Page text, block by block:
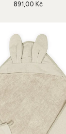
891,00 Kč